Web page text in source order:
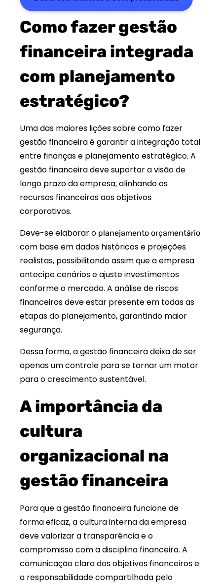
Como fazer gestão
financeira integrada
com planejamento
estratégico?
Uma das maiores lições sobre como fazer
gestão financeira é garantir a integração total
entre finanças e planejamento estratégico. A
gestão financeira deve suportar a visão de
longo prazo da empresa, alinhando os
recursos financeiros aos objetivos
corporativos.
Deve-se elaborar o planejamento orçamentário
com base em dados históricos e projeções
realistas, possibilitando assim que a empresa
antecipe cenários e ajuste investimentos
conforme o mercado. A análise de riscos
financeiros deve estar presente em todas as
etapas do planejamento, garantindo maior
segurança.
Dessa forma, a gestão financeira deixa de ser
apenas um controle para se tornar um motor
para o crescimento sustentável.
A importância da
cultura
organizacional na
gestão financeira
Para que a gestão financeira funcione de
forma eficaz, a cultura interna da empresa
deve valorizar a transparência e o
compromisso com a disciplina financeira. A
comunicação clara dos objetivos financeiros e
a responsabilidade compartilhada pelo